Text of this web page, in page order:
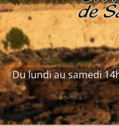
Du lundi au samedi